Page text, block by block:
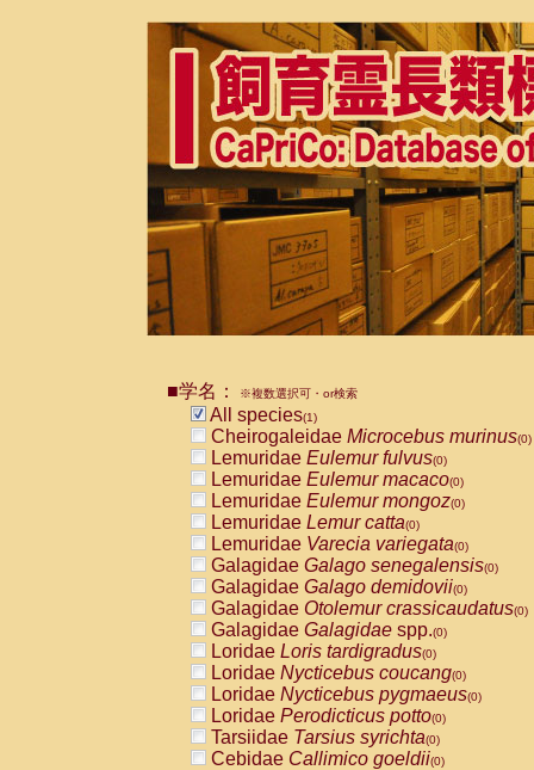
■学名： ※複数選択可・or検索
All species(1)
Cheirogaleidae Microcebus murinus(0)
Lemuridae Eulemur fulvus(0)
Lemuridae Eulemur macaco(0)
Lemuridae Eulemur mongoz(0)
Lemuridae Lemur catta(0)
Lemuridae Varecia variegata(0)
Galagidae Galago senegalensis(0)
Galagidae Galago demidovii(0)
Galagidae Otolemur crassicaudatus(0)
Galagidae Galagidae spp.(0)
Loridae Loris tardigradus(0)
Loridae Nycticebus coucang(0)
Loridae Nycticebus pygmaeus(0)
Loridae Perodicticus potto(0)
Tarsiidae Tarsius syrichta(0)
Cebidae Callimico goeldii(0)